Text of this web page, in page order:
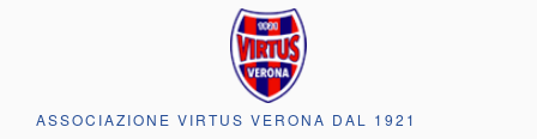
ASSOCIAZIONE VIRTUS VERONA DAL 1921